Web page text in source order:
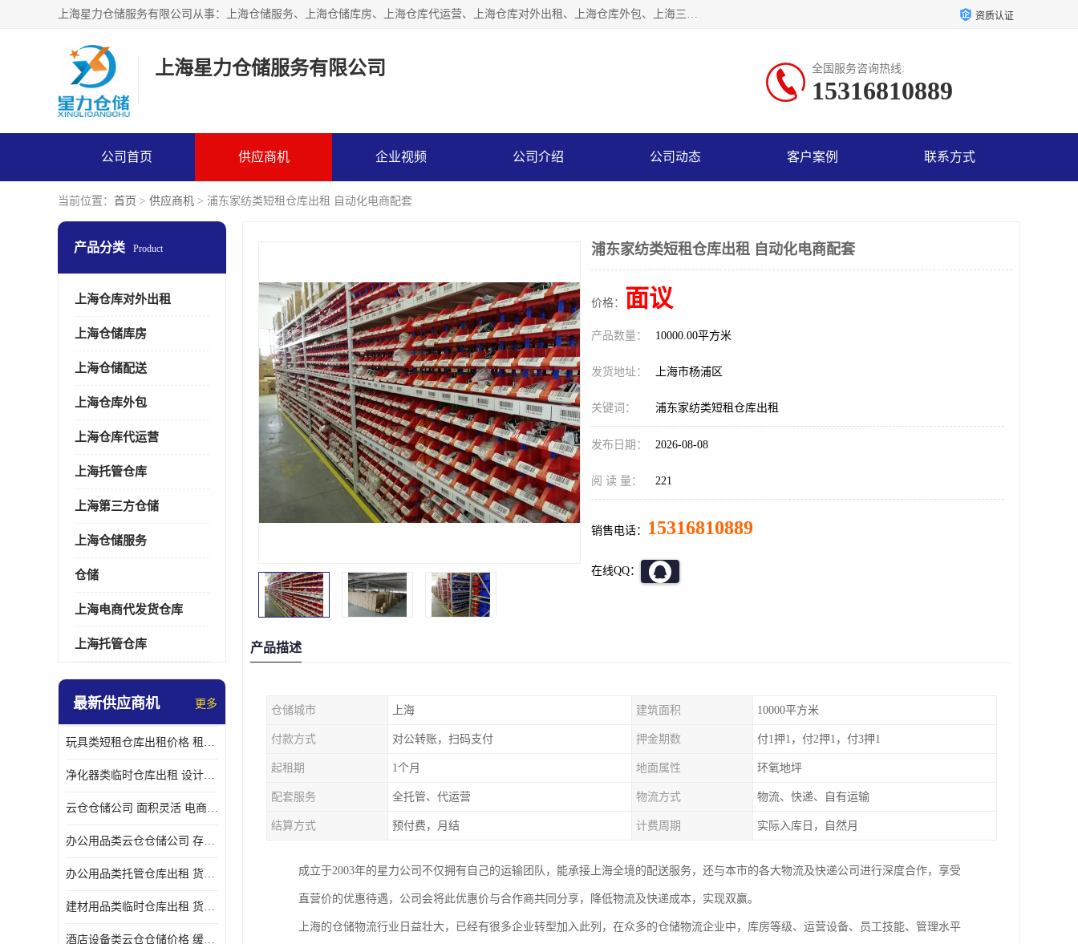
上海星力仓储服务有限公司从事：上海仓储服务、上海仓储库房、上海仓库代运营、上海仓库对外出租、上海仓库外包、上海三方仓储、上海电商仓储代发、上海电商代发货仓库、上海托管仓库、上海仓储配送。上海星力仓储服务有限公司现在拥有100个分仓、10万余平方的标准库房，精炼员工几百名，与几千家客户合作，公司已跻身上海仓储行业前列。欢迎来电咨询！ 资质认证
上海星力仓储服务有限公司 全国服务咨询热线:
15316810889
公司首页 供应商机 企业视频 公司介绍 公司动态 客户案例 联系方式
当前位置： 首页 > 供应商机 > 浦东家纺类短租仓库出租 自动化电商配套
产品分类 Product
上海仓库对外出租
上海仓储库房
上海仓储配送
上海仓库外包
上海仓库代运营
上海托管仓库
上海第三方仓储
上海仓储服务
仓储
上海电商代发货仓库
上海托管仓库
最新供应商机 更多
玩具类短租仓库出租价格 租期灵活 智能电商配套
净化器类临时仓库出租 设计简单 电商仓储物流战略合作
云仓仓储公司 面积灵活 电商仓储物流战略合作
办公用品类云仓仓储公司 存货周转很快 电商仓储物流战略整合
办公用品类托管仓库出租 货物装卸方便 电商仓储物流战略合作
建材用品类临时仓库出租 货物装卸方便 仓储供应链配套
酒店设备类云仓仓储价格 缓解企业储存压力 智能电商配套
浦东家纺类短租仓库出租 自动化电商配套
价格： 面议
产品数量： 10000.00平方米
发货地址： 上海市杨浦区
关键词： 浦东家纺类短租仓库出租
发布日期： 2026-08-08
阅 读 量： 221
销售电话： 15316810889
在线QQ：
产品描述
仓储城市 上海 建筑面积 10000平方米
付款方式 对公转账，扫码支付 押金期数 付1押1，付2押1，付3押1
起租期 1个月 地面属性 环氧地坪
配套服务 全托管、代运营 物流方式 物流、快递、自有运输
结算方式 预付费，月结 计费周期 实际入库日，自然月
成立于2003年的星力公司不仅拥有自己的运输团队，能承接上海全境的配送服务，还与本市的各大物流及快递公司进行深度合作，享受
直营价的优惠待遇，公司会将此优惠价与合作商共同分享，降低物流及快递成本，实现双赢。
上海的仓储物流行业日益壮大，已经有很多企业转型加入此列，在众多的仓储物流企业中，库房等级、运营设备、员工技能、管理水平